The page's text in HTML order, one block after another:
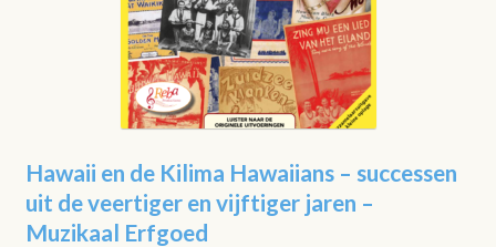
Hawaii en de Kilima Hawaiians – successen
uit de veertiger en vijftiger jaren –
Muzikaal Erfgoed